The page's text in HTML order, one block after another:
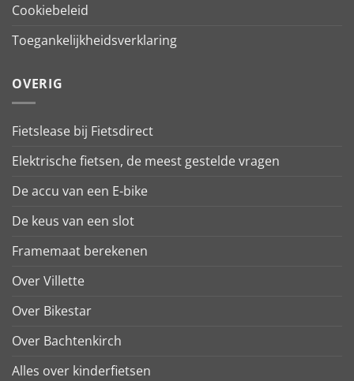
Cookiebeleid
Toegankelijkheidsverklaring
OVERIG
Fietslease bij Fietsdirect
Elektrische fietsen, de meest gestelde vragen
De accu van een E-bike
De keus van een slot
Framemaat berekenen
Over Villette
Over Bikestar
Over Bachtenkirch
Alles over kinderfietsen